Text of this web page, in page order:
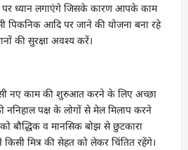
ध्यान लगाएंगे जिसके कारण आपके काम
आदि पर जाने की योजना बना रहे
की सुरक्षा अवश्य करें।
नए काम की शुरुआत करने के लिए अच्छा
ननिहाल पक्ष के लोगों से मेल मिलाप करने
को बौद्धिक व मानसिक बोझ से छुटकारा
मित्र की सेहत को लेकर चिंतित रहेंगे।